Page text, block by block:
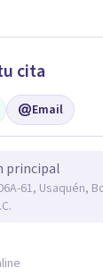
cita
Email
principal
61, Usaquén,